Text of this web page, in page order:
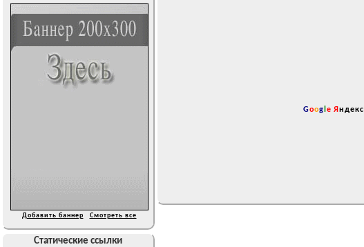
Добавить баннер Смотреть все
Статические ссылки
Goog e Я ндекс